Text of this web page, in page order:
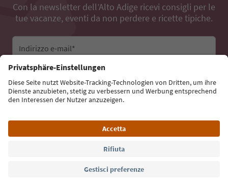
Con la newsletter dell’Alto Adige ricevi consigli per le
tue vacanze, eventi da non perdere e ricette tipiche.
Indirizzo e-mail*
Iscriviti alla newsletter